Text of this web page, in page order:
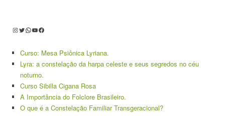
Instagram
Twitter
WhatsApp
Youtube
Facebook
Curso: Mesa Psiônica Lyriana.
Lyra: a constelação da harpa celeste e seus segredos no céu
noturno.
Curso Sibilla Cigana Rosa
A Importância do Folclore Brasileiro.
O que é a Constelação Familiar Transgeracional?